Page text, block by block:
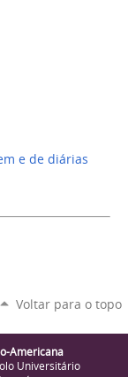
e de diárias
Voltar para o topo
Americana
Universitário